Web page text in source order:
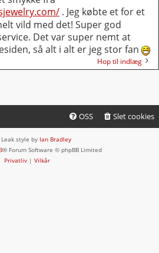
. Jeg købte et for et
vild med det! Super god
Det var super nemt at
så alt i alt er jeg stor fan
Hop til indlæg
Slet cookies
OSS
style by Ian Bradley
® Forum Software © phpBB Limited
Privatliv | Vilkår